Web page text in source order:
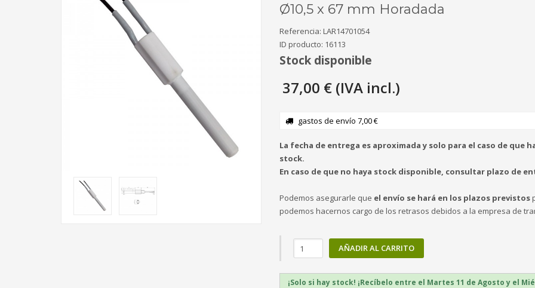
Ø10,5 x 67 mm Horadada
Referencia: LAR14701054
ID producto: 16113
Stock disponible
37,00 € (IVA incl.)
gastos de envío 7,00 €
La fecha de entrega es aproximada y solo para el caso de que
stock.
En caso de que no haya stock disponible, consultar plazo de
Podemos asegurarle que el envío se hará en los plazos previstos
podemos hacernos cargo de los retrasos debidos a la empresa de
AÑADIR AL CARRITO
¡Solo si hay stock! ¡Recíbelo entre el Martes 11 de Agosto y el